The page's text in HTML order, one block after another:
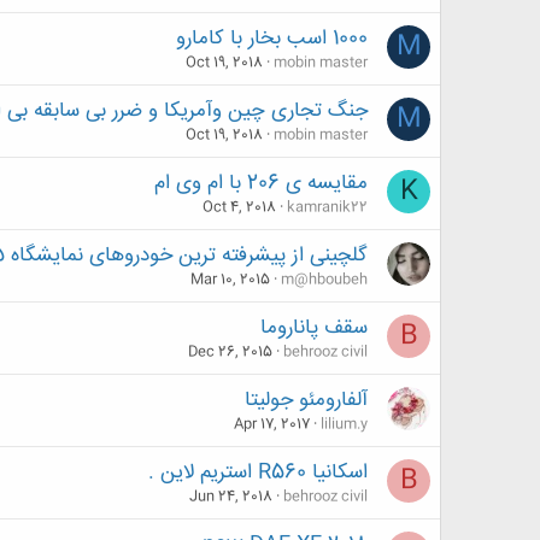
M 1000 اسب بخار با کامارو
mobin master
Oct 19, 2018
M جنگ تجاری چین وآمریکا و ضرر بی سابقه بی
mobin master
Oct 19, 2018
K مقایسه ی 206 با ام وی ام
kamranik22
Oct 4, 2018
گلچینی از پیشرفته ترین خودروهای نمایشگاه 2015 ژنو
m@hboubeh
Mar 10, 2015
B سقف پاناروما
behrooz civil
Dec 26, 2015
آلفارومئو جولیتا
lilium.y
Apr 17, 2017
B اسکانیا R560 استریم لاین .
behrooz civil
Jun 24, 2018